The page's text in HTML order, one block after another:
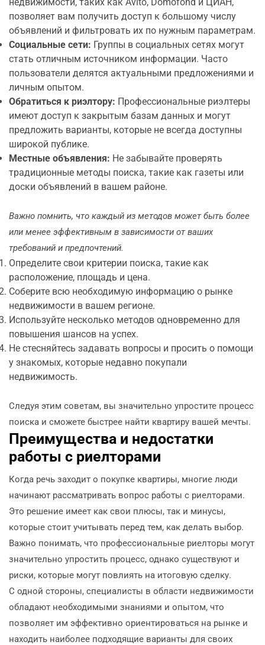
позволяет вам получить доступ к большому числу
объявлений и фильтровать их по нужным параметрам.
Социальные сети: Группы в социальных сетях могут
стать отличным источником информации. Часто
пользователи делятся актуальными предложениями и
личным опытом.
Обратиться к риэлтору: Профессиональные риэлтеры
имеют доступ к закрытым базам данных и могут
предложить варианты, которые не всегда доступны
широкой публике.
Местные объявления: Не забывайте проверять
традиционные методы поиска, такие как газеты или
доски объявлений в вашем районе.
Важно помнить, что каждый из методов может быть более
или менее эффективным в зависимости от ваших
требований и предпочтений.
Определите свои критерии поиска, такие как
расположение, площадь и цена.
Соберите всю необходимую информацию о рынке
недвижимости в вашем регионе.
Используйте несколько методов одновременно для
повышения шансов на успех.
Не стесняйтесь задавать вопросы и просить о помощи
у знакомых, которые недавно покупали
недвижимость.
Следуя этим советам, вы значительно упростите процесс
поиска и сможете быстрее найти квартиру вашей мечты.
Преимущества и недостатки
работы с риелторами
Когда речь заходит о покупке квартиры, многие люди
начинают рассматривать вопрос работы с риелторами.
Это решение имеет как свои плюсы, так и минусы,
которые стоит учитывать перед тем, как делать выбор.
Важно понимать, что профессиональные риелторы могут
значительно упростить процесс, однако существуют и
риски, которые могут повлиять на итоговую сделку.
С одной стороны, специалисты в области недвижимости
обладают необходимыми знаниями и опытом, что
позволяет им эффективно ориентироваться на рынке и
находить наиболее подходящие варианты для своих